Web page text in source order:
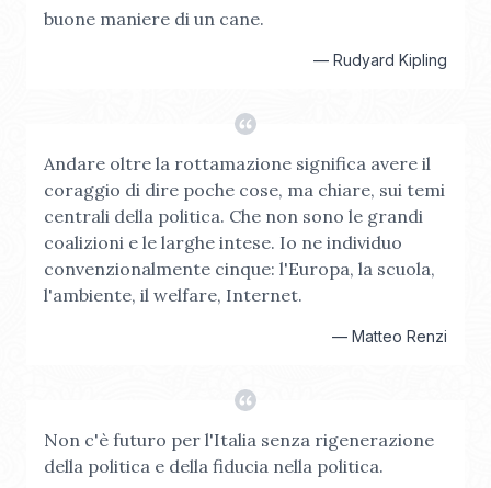
buone maniere di un cane.
— Rudyard Kipling
Andare oltre la rottamazione significa avere il
coraggio di dire poche cose, ma chiare, sui temi
centrali della politica. Che non sono le grandi
coalizioni e le larghe intese. Io ne individuo
convenzionalmente cinque: l'Europa, la scuola,
l'ambiente, il welfare, Internet.
— Matteo Renzi
Non c'è futuro per l'Italia senza rigenerazione
della politica e della fiducia nella politica.